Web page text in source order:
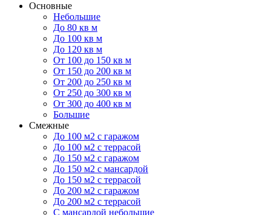
Основные
Небольшие
До 80 кв м
До 100 кв м
До 120 кв м
От 100 до 150 кв м
От 150 до 200 кв м
От 200 до 250 кв м
От 250 до 300 кв м
От 300 до 400 кв м
Большие
Смежные
До 100 м2 с гаражом
До 100 м2 с террасой
До 150 м2 с гаражом
До 150 м2 с мансардой
До 150 м2 с террасой
До 200 м2 с гаражом
До 200 м2 с террасой
С мансардой небольшие